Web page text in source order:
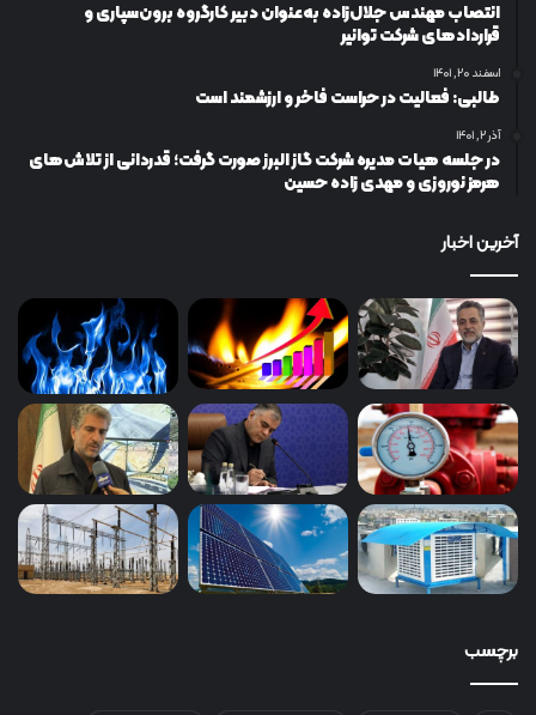
انتصاب مهندس جلال‌زاده به‌عنوان دبیر كارگروه برون‌سپاری و
قراردادهای شركت توانیر
اسفند ۲۰, ۱۴۰۱
طالبی: فعالیت در حراست فاخر و ارزشمند است
آذر ۲, ۱۴۰۱
در جلسه هیات مدیره شرکت گاز البرز صورت گرفت؛ قدردانی از تلاش‌های
هرمز نوروزی و مهدی زاده حسین
آخرین اخبار
برچسب